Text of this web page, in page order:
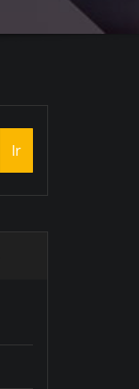
Ir